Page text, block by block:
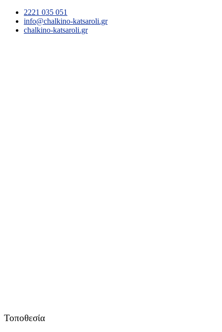
2221 035 051
info@chalkino-katsaroli.gr
chalkino-katsaroli.gr
Τοποθεσία